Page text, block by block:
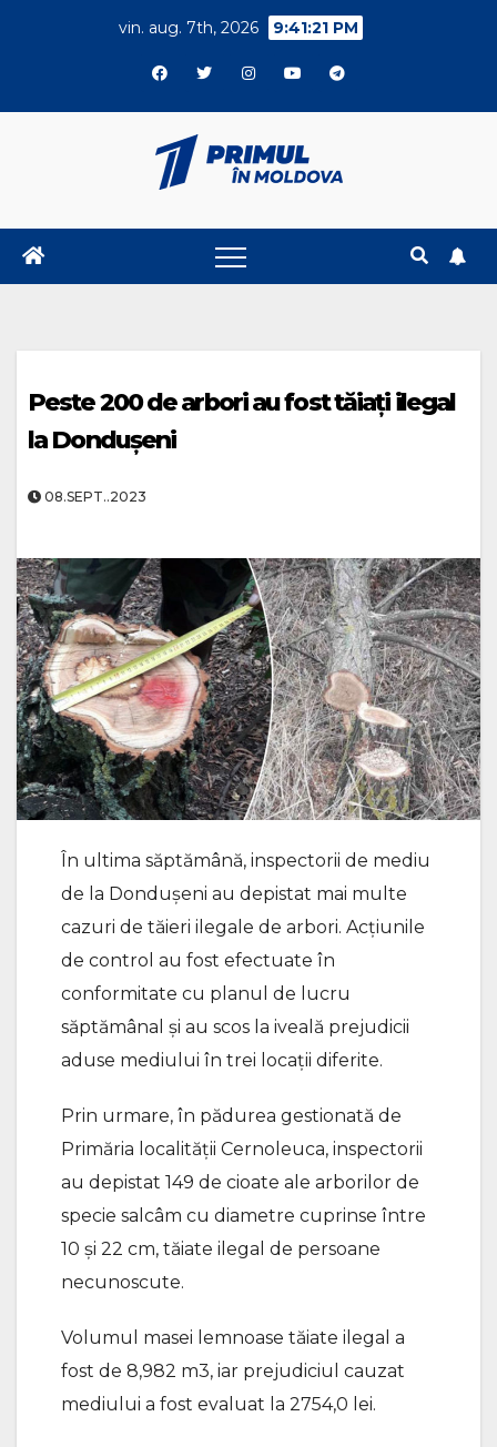
vin. aug. 7th, 2026 9:41:21 PM
Peste 200 de arbori au fost tăiați ilegal
la Dondușeni
08.SEPT..2023
În ultima săptămână, inspectorii de mediu
de la Dondușeni au depistat mai multe
cazuri de tăieri ilegale de arbori. Acțiunile
de control au fost efectuate în
conformitate cu planul de lucru
săptămânal și au scos la iveală prejudicii
aduse mediului în trei locații diferite.
Prin urmare, în pădurea gestionată de
Primăria localității Cernoleuca, inspectorii
au depistat 149 de cioate ale arborilor de
specie salcâm cu diametre cuprinse între
10 și 22 cm, tăiate ilegal de persoane
necunoscute.
Volumul masei lemnoase tăiate ilegal a
fost de 8,982 m3, iar prejudiciul cauzat
mediului a fost evaluat la 2754,0 lei.